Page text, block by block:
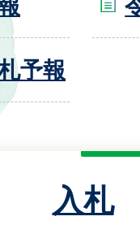
予報
入札